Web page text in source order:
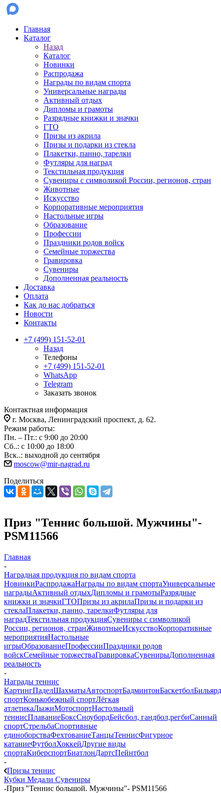
Главная
Каталог
Назад
Каталог
Новинки
Распродажа
Награды по видам спорта
Универсальные награды
Активный отдых
Дипломы и грамоты
Разрядные книжки и значки
ГТО
Призы из акрила
Призы и подарки из стекла
Плакетки, панно, тарелки
Футляры для наград
Текстильная продукция
Сувениры с символикой России, регионов, стран
Животные
Искусство
Корпоративные мероприятия
Настольные игры
Образование
Профессии
Праздники родов войск
Семейные торжества
Гравировка
Сувениры
Дополненная реальность
Доставка
Оплата
Как до нас добраться
Новости
Контакты
+7 (499) 151-52-01
Назад
Телефоны
+7 (499) 151-52-01
WhatsApp
Telegram
Заказать звонок
Контактная информация
г. Москва, Ленинградский проспект, д. 62.
Режим работы:
Пн. – Пт.: с 9:00 до 20:00
Сб..: с 10:00 до 18:00
Вск..: выходной до сентября
moscow@mir-nagrad.ru
Поделиться
Приз "Теннис большой. Мужчины"-
PSM11566
Главная
-
Наградная продукция по видам спорта
НовинкиРаспродажаНаграды по видам спортаУниверсальные
наградыАктивный отдыхДипломы и грамотыРазрядные
книжки и значкиГТОПризы из акрилаПризы и подарки из
стеклаПлакетки, панно, тарелкиФутляры для
наградТекстильная продукцияСувениры с символикой
России, регионов, странЖивотныеИскусствоКорпоративные
мероприятияНастольные
игрыОбразованиеПрофессииПраздники родов
войскСемейные торжестваГравировкаСувенирыДополненная
реальность
-
Награды теннис
КартингПаделШахматыАвтоспортБадминтонБаскетболБильярд
спортКонькобежный спортЛёгкая
атлетикаЛыжиМотоспортНастольный
теннисПлаваниеБоксСноубордБейсбол, гандбол,регбиСанный
спортСтрельбаСпортивные
единоборстваФехтованиеТанцыТеннисФигурное
катаниеФутболХоккейДругие виды
спортаКиберспортБиатлонДартсПейнтбол
-
Призы теннис
Кубки Медали Сувениры
-Приз "Теннис большой. Мужчины"- PSM11566